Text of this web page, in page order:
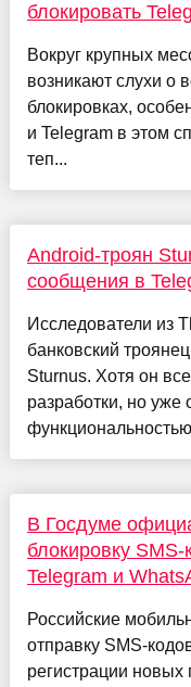
блокировать
Вокруг крупных
возникают слухи о
блокировках,
и Telegram в этом
теп...
Android-троян
сообщения в
Исследователи из
банковский
Sturnus. Хотя он
разработки, но уже
В Госдуме
блокировку
Telegram и
Российские
отправку SMS-
регистрации новых